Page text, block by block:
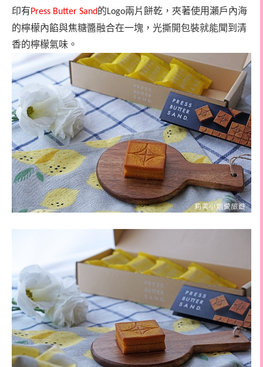
印有Press Butter Sand的Logo兩片餅乾，夾著使用瀨戶內海
的檸檬內餡與焦糖醬融合在一塊，光撕開包裝就能聞到清
香的檸檬氣味。